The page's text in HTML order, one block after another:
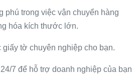
phú trong việc vận chuyển hàng
hóa kích thước lớn.
giấy tờ chuyên nghiệp cho bạn.
7 để hỗ trợ doanh nghiệp của bạn